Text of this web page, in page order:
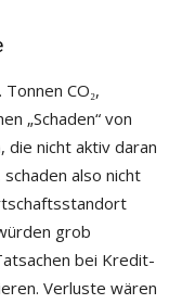
CO₂,
„Schaden“ von
die nicht aktiv daran
also nicht
grob
bei Kredit-
Verluste wären